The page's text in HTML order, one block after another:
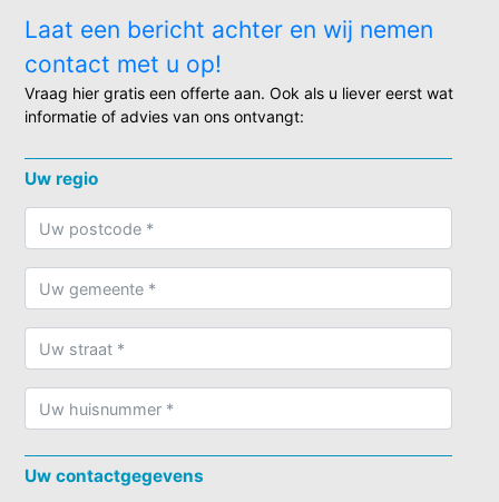
Laat een bericht achter en wij nemen
contact met u op!
Vraag hier gratis een offerte aan. Ook als u liever eerst wat
informatie of advies van ons ontvangt:
Uw regio
Uw contactgegevens